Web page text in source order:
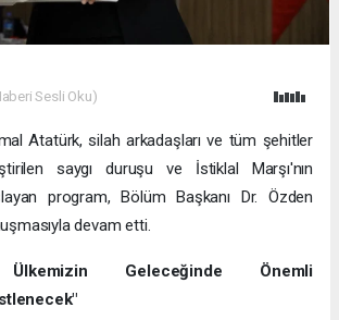
Sesli Oku)
Atatürk, silah arkadaşları ve tüm şehitler
saygı duruşu ve İstiklal Marşı'nın
program, Bölüm Başkanı Dr. Özden
devam etti.
Ülkemizin Geleceğinde Önemli